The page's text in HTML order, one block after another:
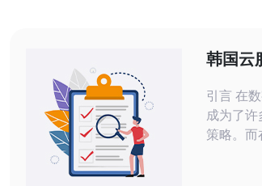
韩国云
引言 在
成为了
策略。而